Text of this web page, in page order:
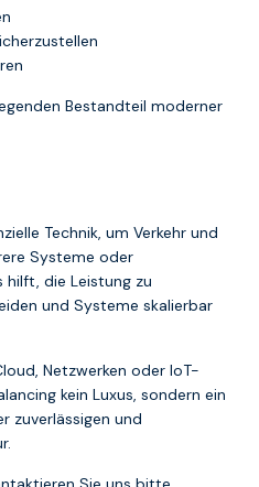
Bestandteil moderner
Technik, um Verkehr und
Systeme oder
hilft, die Leistung zu
und Systeme skalierbar
Netzwerken oder IoT-
kein Luxus, sondern ein
zuverlässigen und